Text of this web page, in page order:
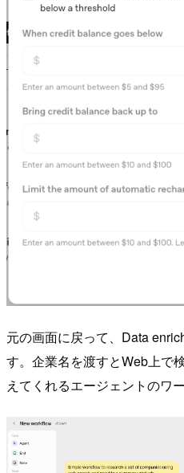
元の画面に戻って、Data
す。企業名を渡すとWeb上で
えてくれるエージェントのワ